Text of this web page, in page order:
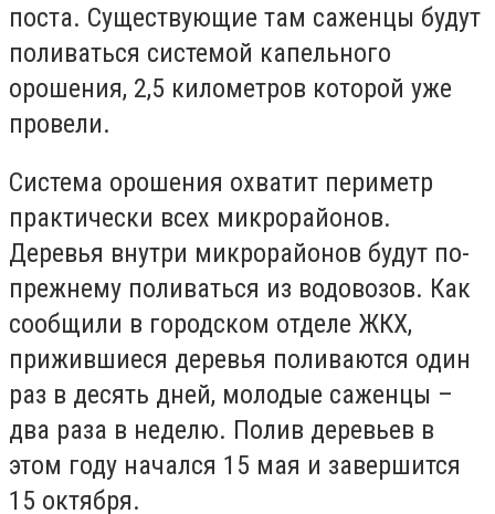
поста. Существующие там саженцы будут
поливаться системой капельного
орошения, 2,5 километров которой уже
провели.
Система орошения охватит периметр
практически всех микрорайонов.
Деревья внутри микрорайонов будут по-
прежнему поливаться из водовозов. Как
сообщили в городском отделе ЖКХ,
прижившиеся деревья поливаются один
раз в десять дней, молодые саженцы –
два раза в неделю. Полив деревьев в
этом году начался 15 мая и завершится
15 октября.